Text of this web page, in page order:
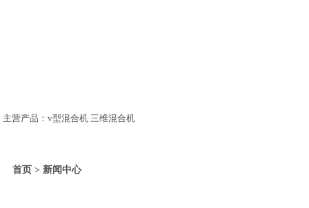
主营产品：v型混合机 三维混合机
首页 > 新闻中心